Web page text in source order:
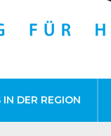
IN DER REGION